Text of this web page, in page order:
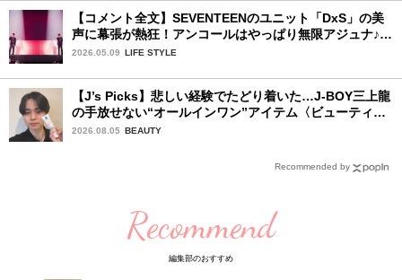
【コメント全文】SEVENTEENのユニット「DxS」の美
声に幕張が熱狂！アンコールはやっぱり無限アジュナ♪
初日レポ：後編
2026.05.09 LIFE STYLE
【J’s Picks】悲しい経験でたどり着いた…J-BOY三上龍
の手放せない“オールインワン”アイテム〈ビューティ＆
ファッション夏の必需品〉
2026.08.05 BEAUTY
Recommended by
Recommend
編集部のおすすめ